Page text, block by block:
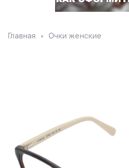
Главная Очки женские